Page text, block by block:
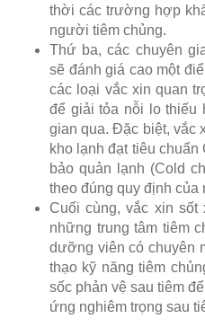
thời các trường hợp
người tiêm chủng.
Thứ ba, các chuyên
sẽ đánh giá cao một
các loại vắc xin quan
để giải tỏa nỗi lo thiếu
gian qua. Đặc biệt, vắc
kho lạnh đạt tiêu chuẩn
bảo quản lạnh (Cold
theo đúng quy định của
Cuối cùng, vắc xin
những trung tâm tiêm
dưỡng viên có chuyên
thạo kỹ năng tiêm
sốc phản vệ sau tiêm
ứng nghiêm trọng sau